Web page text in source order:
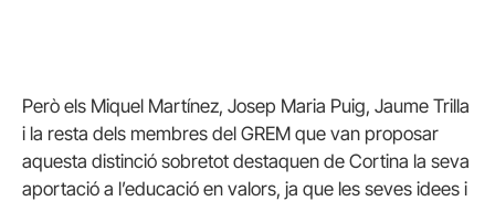
Però els Miquel Martínez, Josep Maria Puig, Jaume Trilla
i la resta dels membres del GREM que van proposar
aquesta distinció sobretot destaquen de Cortina la seva
aportació a l’educació en valors, ja que les seves idees i